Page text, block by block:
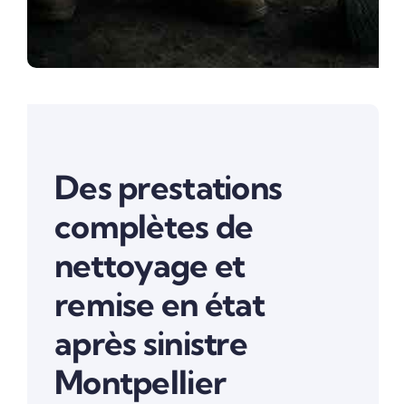
Des prestations
complètes de
nettoyage et
remise en état
après sinistre
Montpellier